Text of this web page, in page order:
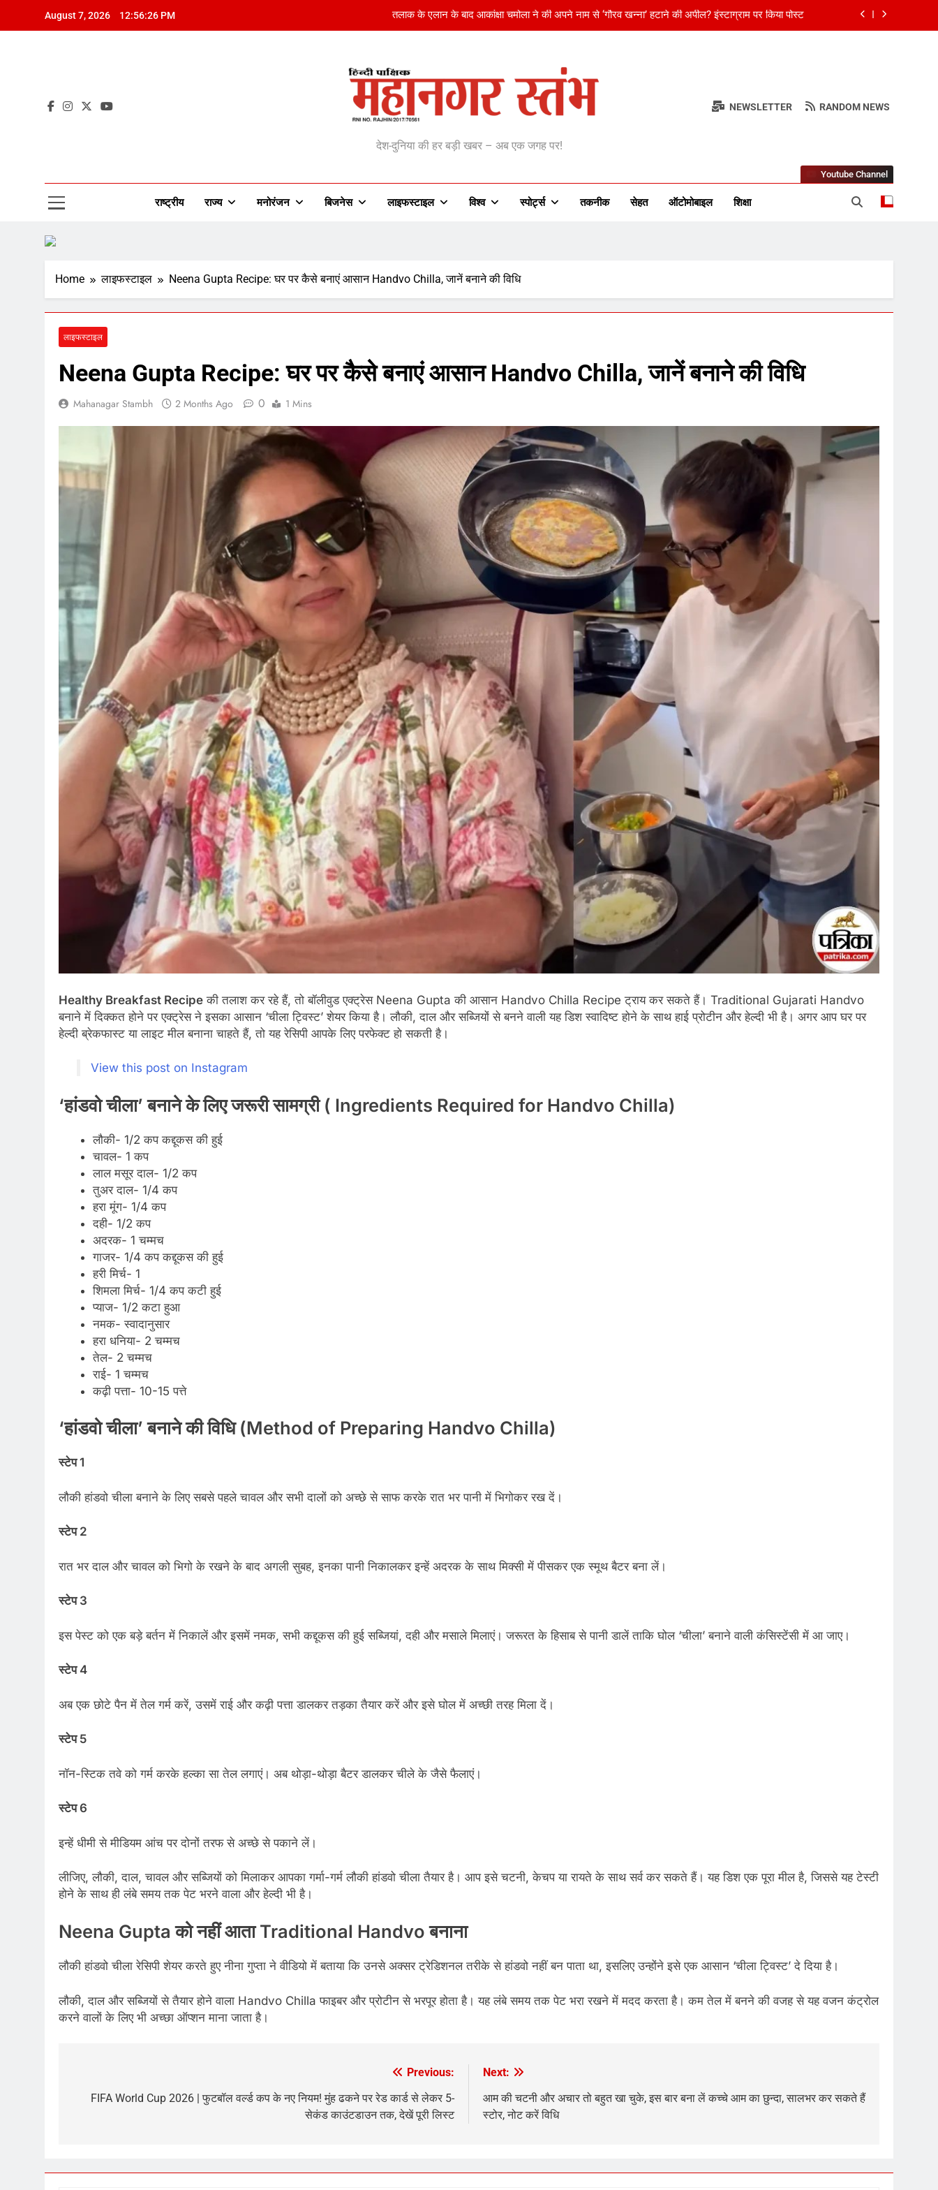
August 7, 2026 12:56:28 PM नवादा में गांजा तस्करी के खिलाफ पुलिस की रेड:600 ग्राम गांजा और तौल मशीन के साथ एक महिला गिरफ्तार
76 की उम्र में अस्पताल में भर्ती हुए अभिनेता मिथुन चक्रवर्ती, सीएम शुभेंदु अधिकारी मिलने पहुंचे, जानें पूरा मामला
तलाक के एलान के बाद आकांक्षा चमोला ने की अपने नाम से ‘गौरव खन्ना’ हटाने की अपील? इंस्टाग्राम पर किया पोस्ट
नवादा में गांजा तस्करी के खिलाफ पुलिस की रेड:600 ग्राम गांजा और तौल मशीन के साथ एक महिला गिरफ्तार
अजिंक्य रहाणे ने रिटायरमेंट के बाद विदेशी लीग खेलने का किया ऐलान, अभिनेता अभिषेक बच्चन ने किया स्‍वागत
Mahanagar Stambh | महानगर स्तंभ
देश-दुनिया की हर बड़ी खबर – अब एक जगह पर!
NEWSLETTER RANDOM NEWS
राष्ट्रीय राज्य मनोरंजन बिजनेस लाइफस्टाइल विश्व ‎स्पोर्ट्स तकनीक सेहत ऑटोमोबाइल शिक्षा
Youtube Channel
Home लाइफस्टाइल Neena Gupta Recipe: घर पर कैसे बनाएं आसान Handvo Chilla, जानें बनाने की विधि
लाइफस्टाइल
Neena Gupta Recipe: घर पर कैसे बनाएं आसान Handvo Chilla, जानें बनाने की विधि
Mahanagar Stambh 2 Months Ago 0 1 Mins
Healthy Breakfast Recipe की तलाश कर रहे हैं, तो बॉलीवुड एक्ट्रेस Neena Gupta की आसान Handvo Chilla Recipe ट्राय कर सकते हैं। Traditional Gujarati Handvo
बनाने में दिक्कत होने पर एक्ट्रेस ने इसका आसान ‘चीला ट्विस्ट’ शेयर किया है। लौकी, दाल और सब्जियों से बनने वाली यह डिश स्वादिष्ट होने के साथ हाई प्रोटीन और हेल्दी भी है। अगर आप घर पर
हेल्दी ब्रेकफास्ट या लाइट मील बनाना चाहते हैं, तो यह रेसिपी आपके लिए परफेक्ट हो सकती है।
View this post on Instagram
‘हांडवो चीला’ बनाने के लिए जरूरी सामग्री ( Ingredients Required for Handvo Chilla)
लौकी- 1/2 कप कद्दूकस की हुई
चावल- 1 कप
लाल मसूर दाल- 1/2 कप
तुअर दाल- 1/4 कप
हरा मूंग- 1/4 कप
दही- 1/2 कप
अदरक- 1 चम्मच
गाजर- 1/4 कप कद्दूकस की हुई
हरी मिर्च- 1
शिमला मिर्च- 1/4 कप कटी हुई
प्याज- 1/2 कटा हुआ
नमक- स्वादानुसार
हरा धनिया- 2 चम्मच
तेल- 2 चम्मच
राई- 1 चम्मच
कढ़ी पत्ता- 10-15 पत्ते
‘हांडवो चीला’ बनाने की विधि (Method of Preparing Handvo Chilla)
स्टेप 1
लौकी हांडवो चीला बनाने के लिए सबसे पहले चावल और सभी दालों को अच्छे से साफ करके रात भर पानी में भिगोकर रख दें।
स्टेप 2
रात भर दाल और चावल को भिगो के रखने के बाद अगली सुबह, इनका पानी निकालकर इन्हें अदरक के साथ मिक्सी में पीसकर एक स्मूथ बैटर बना लें।
स्टेप 3
इस पेस्ट को एक बड़े बर्तन में निकालें और इसमें नमक, सभी कद्दूकस की हुई सब्जियां, दही और मसाले मिलाएं। जरूरत के हिसाब से पानी डालें ताकि घोल ‘चीला’ बनाने वाली कंसिस्टेंसी में आ जाए।
स्टेप 4
अब एक छोटे पैन में तेल गर्म करें, उसमें राई और कढ़ी पत्ता डालकर तड़का तैयार करें और इसे घोल में अच्छी तरह मिला दें।
स्टेप 5
नॉन-स्टिक तवे को गर्म करके हल्का सा तेल लगाएं। अब थोड़ा-थोड़ा बैटर डालकर चीले के जैसे फैलाएं।
स्टेप 6
इन्हें धीमी से मीडियम आंच पर दोनों तरफ से अच्छे से पकाने लें।
लीजिए, लौकी, दाल, चावल और सब्जियों को मिलाकर आपका गर्मा-गर्म लौकी हांडवो चीला तैयार है। आप इसे चटनी, केचप या रायते के साथ सर्व कर सकते हैं। यह डिश एक पूरा मील है, जिससे यह टेस्टी
होने के साथ ही लंबे समय तक पेट भरने वाला और हेल्दी भी है।
Neena Gupta को नहीं आता Traditional Handvo बनाना
लौकी हांडवो चीला रेसिपी शेयर करते हुए नीना गुप्ता ने वीडियो में बताया कि उनसे अक्सर ट्रेडिशनल तरीके से हांडवो नहीं बन पाता था, इसलिए उन्होंने इसे एक आसान ‘चीला ट्विस्ट’ दे दिया है।
लौकी, दाल और सब्जियों से तैयार होने वाला Handvo Chilla फाइबर और प्रोटीन से भरपूर होता है। यह लंबे समय तक पेट भरा रखने में मदद करता है। कम तेल में बनने की वजह से यह वजन कंट्रोल
करने वालों के लिए भी अच्छा ऑप्शन माना जाता है।
navigation
Previous:
FIFA World Cup 2026 | फुटबॉल वर्ल्ड कप के नए नियम! मुंह ढकने पर रेड कार्ड से लेकर 5-
सेकंड काउंटडाउन तक, देखें पूरी लिस्ट
Next:
आम की चटनी और अचार तो बहुत खा चुके, इस बार बना लें कच्चे आम का छुन्दा, सालभर कर सकते हैं
स्टोर, नोट करें विधि